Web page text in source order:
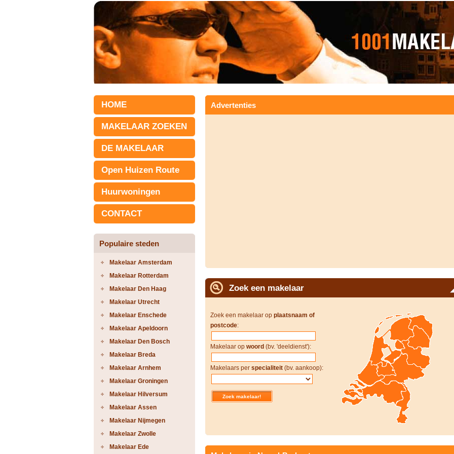
HOME
MAKELAAR ZOEKEN
DE MAKELAAR
Open Huizen Route
Huurwoningen
CONTACT
Populaire steden
Makelaar Amsterdam
Makelaar Rotterdam
Makelaar Den Haag
Makelaar Utrecht
Makelaar Enschede
Makelaar Apeldoorn
Makelaar Den Bosch
Makelaar Breda
Makelaar Arnhem
Makelaar Groningen
Makelaar Hilversum
Makelaar Assen
Makelaar Nijmegen
Makelaar Zwolle
Makelaar Ede
Advertenties
Zoek een makelaar
Zoek een makelaar op plaatsnaam of
postcode:
Makelaar op woord (bv. 'deeldienst'):
Makelaars per specialiteit(bv. aankoop):